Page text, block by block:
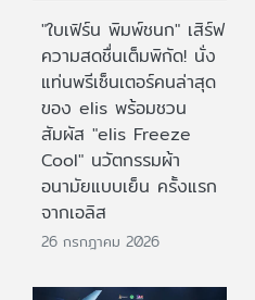
"ใบเฟิร์น พิมพ์ชนก" เสิร์ฟ
ความสดชื่นเต็มพิกัด! นั่ง
แท่นพรีเซ็นเตอร์คนล่าสุด
ของ elis พร้อมชวน
สัมผัส "elis Freeze
Cool" นวัตกรรมผ้า
อนามัยแบบเย็น ครั้งแรก
จากเอลิส
26 กรกฎาคม 2026